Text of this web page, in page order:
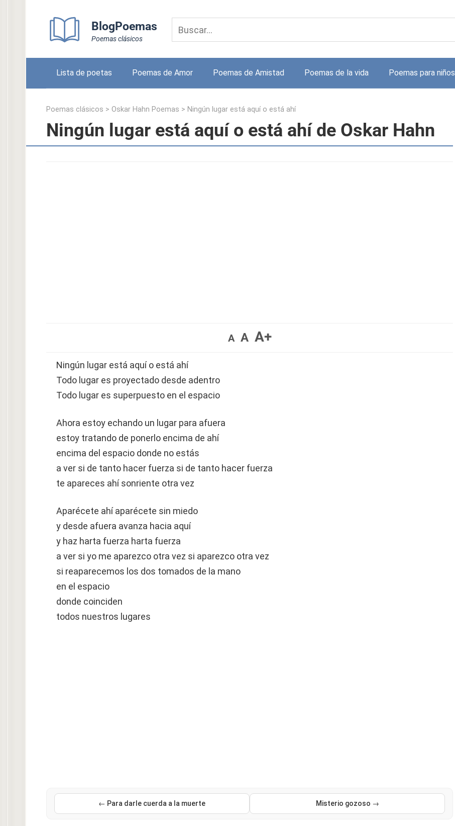
BlogPoemas
Poemas clásicos
Lista de poetas Poemas de Amor Poemas de Amistad Poemas de la vida Poemas para niños
Poemas clásicos > Oskar Hahn Poemas > Ningún lugar está aquí o está ahí
Ningún lugar está aquí o está ahí de Oskar Hahn
A A A+
Ningún lugar está aquí o está ahí
Todo lugar es proyectado desde adentro
Todo lugar es superpuesto en el espacio
Ahora estoy echando un lugar para afuera
estoy tratando de ponerlo encima de ahí
encima del espacio donde no estás
a ver si de tanto hacer fuerza si de tanto hacer fuerza
te apareces ahí sonriente otra vez
Aparécete ahí aparécete sin miedo
y desde afuera avanza hacia aquí
y haz harta fuerza harta fuerza
a ver si yo me aparezco otra vez si aparezco otra vez
si reaparecemos los dos tomados de la mano
en el espacio
donde coinciden
todos nuestros lugares
← Para darle cuerda a la muerte Misterio gozoso →